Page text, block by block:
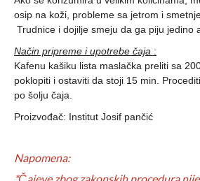
osip na koži, probleme sa jetrom i
Trudnice i dojilje smeju da ga piju jedino
Način pripreme i upotrebe čaja :
Kafenu kašiku lista maslačka preliti sa
poklopiti i ostaviti da stoji 15 min.
po šolju čaja.
Proizvođač: Institut Josif pančić
Napomena: